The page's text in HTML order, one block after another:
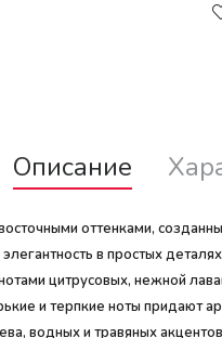
Описание
оттенками,
в простых
цитрусовых, нежной
и терпкие ноты придают
водных и травяных